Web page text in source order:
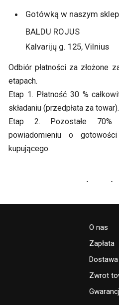
Gotówką w naszym
BALDU ROJUS
Kalvarijų g. 125, Vilnius
Odbiór płatności za złożone
etapach.
Etap 1. Płatność 30 %
składaniu (przedpłata za towar).
Etap 2. Pozostałe
powiadomieniu o
kupującego.
O nas
Zapłata
Dostawa
Zwrot